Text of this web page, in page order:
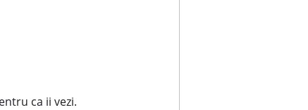
ca ii vezi.